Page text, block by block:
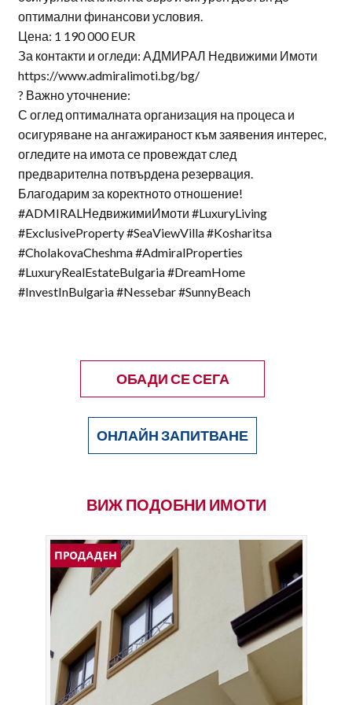
оптимални финансови условия.
Цена: 1 190 000 EUR
За контакти и огледи: АДМИРАЛ Недвижими Имоти
https://www.admiralimoti.bg/bg/
? Важно уточнение:
С оглед оптималната организация на процеса и
осигуряване на ангажираност към заявения интерес,
огледите на имота се провеждат след
предварителна потвърдена резервация.
Благодарим за коректното отношение!
#ADMIRALНедвижимиИмоти #LuxuryLiving
#ExclusiveProperty #SeaViewVilla #Kosharitsa
#CholakovaCheshma #AdmiralProperties
#LuxuryRealEstateBulgaria #DreamHome
#InvestInBulgaria #Nessebar #SunnyBeach
ОБАДИ СЕ СЕГА
ОНЛАЙН ЗАПИТВАНЕ
ВИЖ ПОДОБНИ ИМОТИ
Двуетажна къща с РЗП 275 кв.м. и